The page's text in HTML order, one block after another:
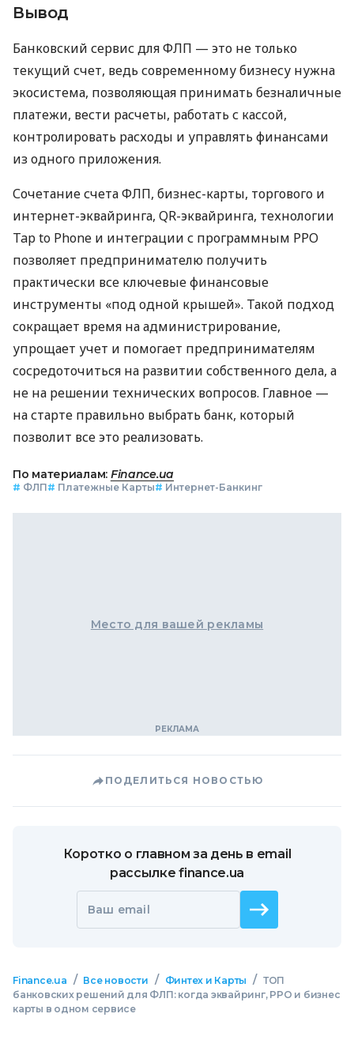
Вывод
Банковский сервис для ФЛП — это не только
текущий счет, ведь современному бизнесу нужна
экосистема, позволяющая принимать безналичные
платежи, вести расчеты, работать с кассой,
контролировать расходы и управлять финансами
из одного приложения.
Сочетание счета ФЛП, бизнес-карты, торгового и
интернет-эквайринга, QR-эквайринга, технологии
Tap to Phone и интеграции с программным РРО
позволяет предпринимателю получить
практически все ключевые финансовые
инструменты «под одной крышей». Такой подход
сокращает время на администрирование,
упрощает учет и помогает предпринимателям
сосредоточиться на развитии собственного дела, а
не на решении технических вопросов. Главное —
на старте правильно выбрать банк, который
позволит все это реализовать.
По материалам: Finance.ua
# ФЛП# Платежные Карты# Интернет-Банкинг
Место для вашей рекламы
ПОДЕЛИТЬСЯ НОВОСТЬЮ
Коротко о главном за день в email
рассылке finance.ua
Ваш email
Finance.ua / Все новости / Финтех и Карты / ТОП
банковских решений для ФЛП: когда эквайринг, РРО и бизнес
карты в одном сервисе